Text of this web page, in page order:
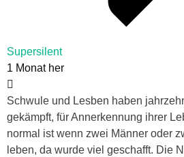
Supersilent
1 Monat her
Schwule und Lesben haben
gekämpft, für Annerkennung ihrer
normal ist wenn zwei Männer oder
leben, da wurde viel geschafft. Die